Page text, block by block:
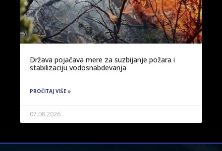
Država pojačava mere za suzbijanje požara i
stabilizaciju vodosnabdevanja
PROČITAJ VIŠE »
07.08.2026.